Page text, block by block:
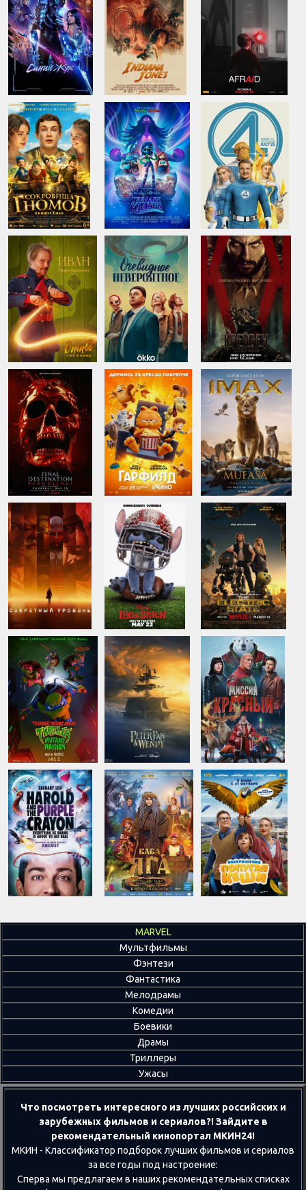
MARVEL
Мультфильмы
Фэнтези
Фантастика
Мелодрамы
Комедии
Боевики
Драмы
Триллеры
Ужасы
Что посмотреть интересного из лучших российских и
зарубежных фильмов и сериалов?! Зайдите в
рекомендательный кинопортал МКИН24!
МКИН - Классификатор подборок лучших фильмов и сериалов
за все годы под настроение:
Сперва мы предлагаем в наших рекомендательных списках